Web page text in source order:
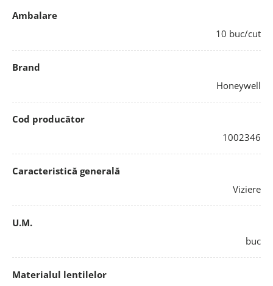
Ambalare
10 buc/cut
Brand
Honeywell
Cod producător
1002346
Caracteristică generală
Viziere
U.M.
buc
Materialul lentilelor